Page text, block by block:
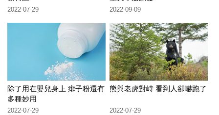
2022-07-29 2022-09-09
除了用在嬰兒身上 痱子粉還有
多種妙用
2022-07-29
熊與老虎對峙 看到人卻嚇跑了
2022-07-29